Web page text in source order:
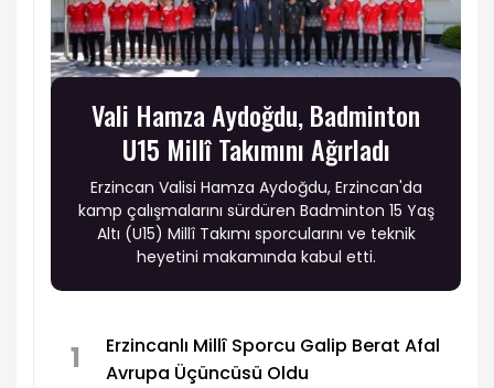
Vali Hamza Aydoğdu, Badminton
U15 Millî Takımını Ağırladı
Erzincan Valisi Hamza Aydoğdu, Erzincan'da
kamp çalışmalarını sürdüren Badminton 15 Yaş
Altı (U15) Millî Takımı sporcularını ve teknik
heyetini makamında kabul etti.
1
Erzincanlı Millî Sporcu Galip Berat Afal
Avrupa Üçüncüsü Oldu